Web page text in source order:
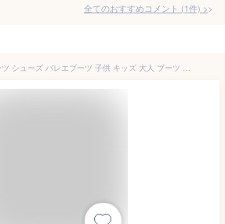
全てのおすすめコメント (1件) >
バレエ ウォームブーツ シューズ バレエブーツ 子供 キッズ 大人 ブーツ ウォームアップシューズ あったか ショート シューズカバー バレエシューズ ダンスシューズ 16.0〜23.5cm ジュニア 男女兼用 男の子 メンズ 防寒 バレエ用品 ギフト プレゼント